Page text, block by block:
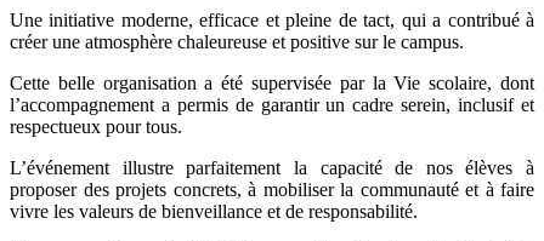
Une initiative moderne, efficace et pleine de tact, qui a contribué à
créer une atmosphère chaleureuse et positive sur le campus.
Cette belle organisation a été supervisée par la Vie scolaire, dont
l’accompagnement a permis de garantir un cadre serein, inclusif et
respectueux pour tous.
L’événement illustre parfaitement la capacité de nos élèves à
proposer des projets concrets, à mobiliser la communauté et à faire
vivre les valeurs de bienveillance et de responsabilité.